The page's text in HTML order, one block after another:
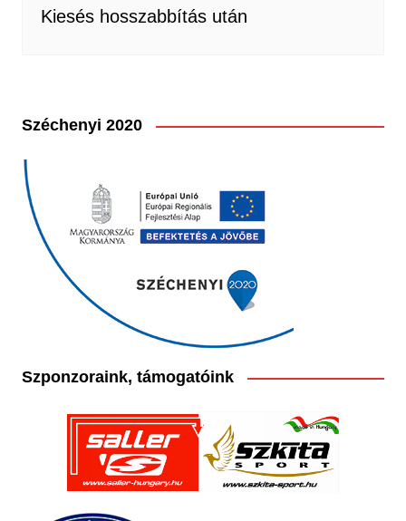
Kiesés hosszabbítás után
Széchenyi 2020
Szponzoraink, támogatóink